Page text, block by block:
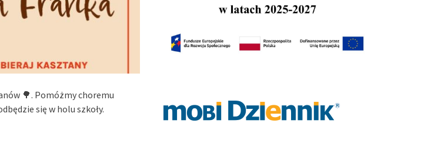
🌳. Pomóżmy choremu
się w holu szkoły.